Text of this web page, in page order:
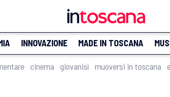
INNOVAZIONE MADE IN TOSCANA
cinema giovanisì muoversi in toscana